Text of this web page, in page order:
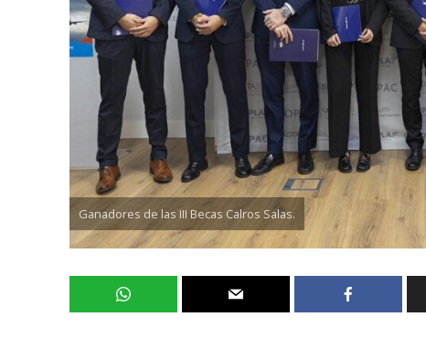
Ganadores de las III Becas Calros Salas.